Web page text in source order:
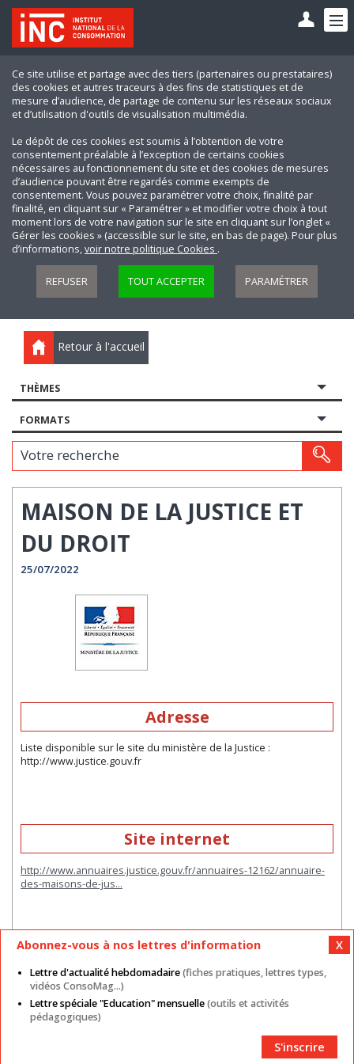
Ce site utilise et partage avec des tiers (partenaires ou prestataires)
des cookies et autres traceurs à des fins de statistiques et de
mesure d’audience, de partage de contenu sur les réseaux sociaux
et d’utilisation d'outils de visualisation multimédia.
Le dépôt de ces cookies est soumis à l’obtention de votre
consentement préalable à l’exception de certains cookies
nécessaires au fonctionnement du site et des cookies de mesures
d’audience pouvant être regardés comme exempts de
consentement. Vous pouvez paramétrer votre choix, finalité par
finalité, en cliquant sur « Paramétrer » et modifier votre choix à tout
moment lors de votre navigation sur le site en cliquant sur l’onglet «
Gérer les cookies » (accessible sur le site, en bas de page). Pour plus
d’informations,voir notre politique Cookies .
REFUSER TOUT ACCEPTER PARAMÉTRER
Retour à l'accueil
THÈMES
FORMATS
Votre recherche
MAISON DE LA JUSTICE ET
DU DROIT
25/07/2022
Adresse
Liste disponible sur le site du ministère de la Justice :
http://www.justice.gouv.fr
Site internet
http://www.annuaires.justice.gouv.fr/annuaires-12162/annuaire-
des-maisons-de-jus…
Mentions légales Nos autres sites CGU
Données personnelles
Abonnez-vous à nos lettres d'information
Lettre d'actualité hebdomadaire(fiches pratiques, lettres types,
vidéos ConsoMag...)
Lettre spéciale "Education" mensuelle(outils et activités
pédagogiques)
S'inscrire